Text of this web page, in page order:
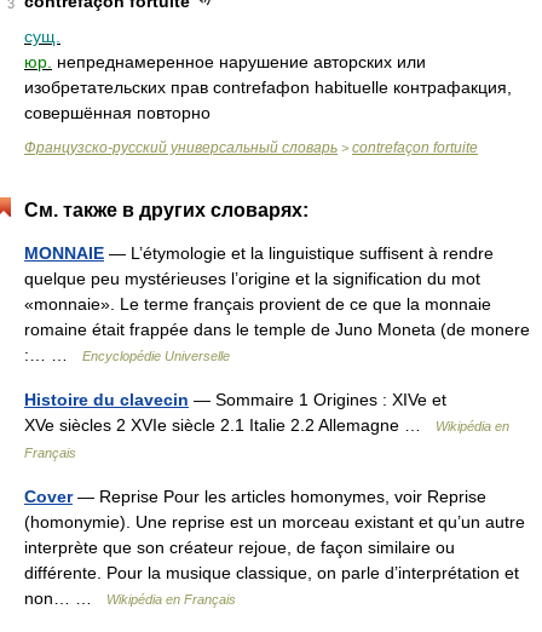
3
сущ.
юр. непреднамеренное нарушение авторских или
изобретательских прав contrefaфon habituelle контрафакция,
совершённая повторно
Французско-русский универсальный словарь > contrefaçon fortuite
См. также в других словарях:
MONNAIE — L’étymologie et la linguistique suffisent à rendre
quelque peu mystérieuses l’origine et la signification du mot
«monnaie». Le terme français provient de ce que la monnaie
romaine était frappée dans le temple de Juno Moneta (de monere
:… …
Encyclopédie Universelle
Histoire du clavecin — Sommaire 1 Origines : XIVe et
XVe siècles 2 XVIe siècle 2.1 Italie 2.2 Allemagne …
Wikipédia en
Français
Cover— Reprise Pour les articles homonymes, voir Reprise
(homonymie). Une reprise est un morceau existant et qu’un autre
interprète que son créateur rejoue, de façon similaire ou
différente. Pour la musique classique, on parle d’interprétation et
non… …
Wikipédia en Français